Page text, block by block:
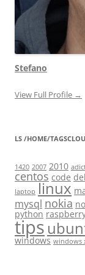
Stefano
View Full Profile →
LS /HOME/
1420 2007 2010
centos code
laptop linux
mysql nokia
python
tips
windows windows